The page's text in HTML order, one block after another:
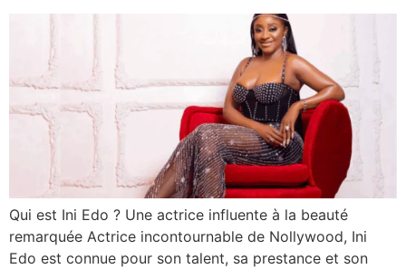
Qui est Ini Edo ? Une actrice influente à la beauté
remarquée Actrice incontournable de Nollywood, Ini
Edo est connue pour son talent, sa prestance et son